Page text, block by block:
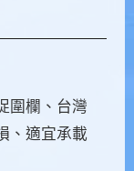
圍欄、台灣
、適宜承載